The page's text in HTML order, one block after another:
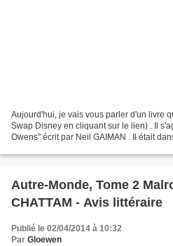
Aujourd'hui, je vais vous parler d'un livre
Swap Disney en cliquant sur le lien) . Il
Owens" écrit par Neil GAIMAN . Il était
Autre-Monde, Tome 2
CHATTAM - Avis littéraire
Publié le 02/04/2014 à 10:32
Par Gloewen